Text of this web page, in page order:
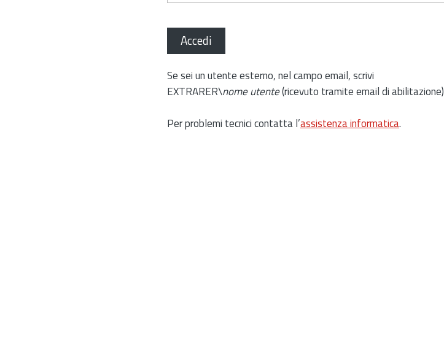
Accedi
Se sei un utente esterno, nel campo email, scrivi
EXTRARER\nome utente(ricevuto tramite email di abilitazione)
Per problemi tecnici contatta l’assistenza informatica.